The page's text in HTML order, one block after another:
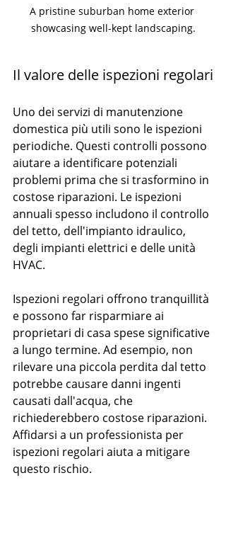
A pristine suburban home exterior
showcasing well-kept landscaping.
Il valore delle ispezioni regolari
Uno dei servizi di manutenzione
domestica più utili sono le ispezioni
periodiche. Questi controlli possono
aiutare a identificare potenziali
problemi prima che si trasformino in
costose riparazioni. Le ispezioni
annuali spesso includono il controllo
del tetto, dell'impianto idraulico,
degli impianti elettrici e delle unità
HVAC.
Ispezioni regolari offrono tranquillità
e possono far risparmiare ai
proprietari di casa spese significative
a lungo termine. Ad esempio, non
rilevare una piccola perdita dal tetto
potrebbe causare danni ingenti
causati dall'acqua, che
richiederebbero costose riparazioni.
Affidarsi a un professionista per
ispezioni regolari aiuta a mitigare
questo rischio.